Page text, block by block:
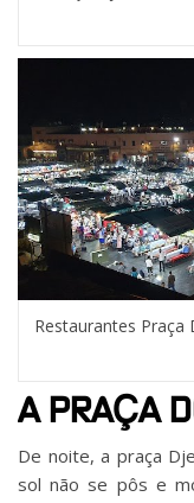
Restaurantes
A PRAÇA
De noite, a praça
sol não se pôs e